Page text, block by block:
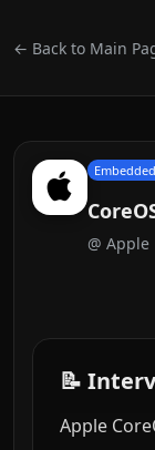
← Back to Main
@ Apple
📝
Apple